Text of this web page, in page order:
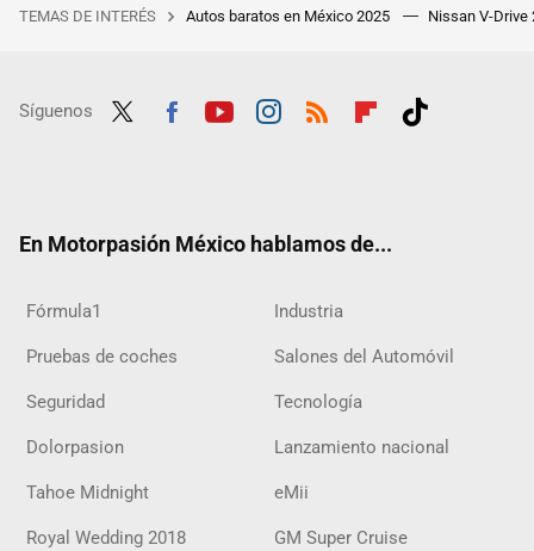
TEMAS DE INTERÉS Autos baratos en México 2025 Nissan V-Drive
Síguenos
En Motorpasión México hablamos de...
Fórmula1 Industria
Pruebas de coches Salones del Automóvil
Seguridad Tecnología
Dolorpasion Lanzamiento nacional
Tahoe Midnight eMii
Royal Wedding 2018 GM Super Cruise